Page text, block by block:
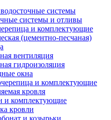
системы
системы и отливы
и комплектующие
(цементно-песчаная)
вентиляция
гидроизоляция
окна
и комплектующие
кровля
и комплектующие
кровли
и козырьки